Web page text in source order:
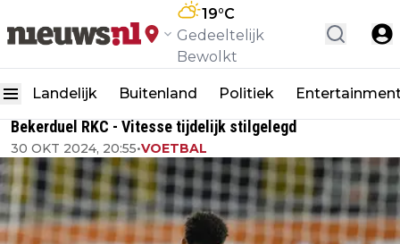
19°C
Gedeeltelijk
Bewolkt
Landelijk Buitenland Politiek
Bekerduel RKC - Vitesse tijdelijk stilgelegd
30 OKT 2024, 20:55•VOETBAL